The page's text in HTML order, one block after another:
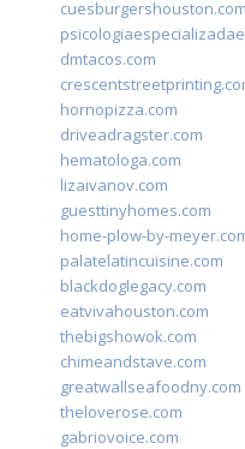
cuesburgershouston.com
dmtacos.com
hornopizza.com
driveadragster.com
hematologa.com
lizaivanov.com
guesttinyhomes.com
home-plow-by-
palatelatincuisine.com
blackdoglegacy.com
eatvivahouston.com
thebigshowok.com
chimeandstave.com
greatwallseafoodny.com
theloverose.com
gabriovoice.com